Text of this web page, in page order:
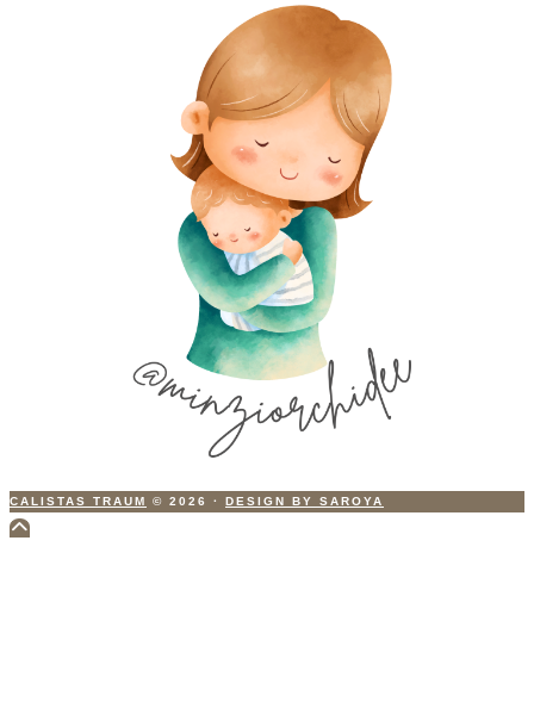
CALISTAS TRAUM © 2026 · DESIGN BY SAROYA
Scroll